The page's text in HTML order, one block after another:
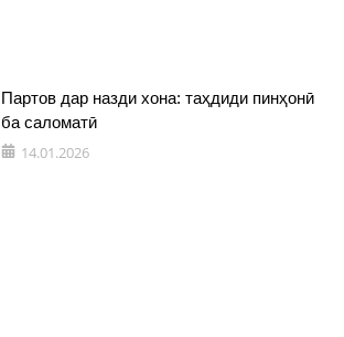
Партов дар назди хона: таҳдиди пинҳонӣ
ба саломатӣ
14.01.2026